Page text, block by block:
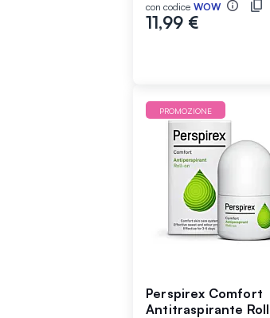
con codice WOW
11,99 €
PROMOZIONE
Perspirex Comfort
Antitraspirante